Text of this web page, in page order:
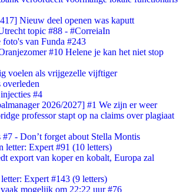
Nieuw deel openen was kaputt
topic #88 - #CorreiaIn
van Funda #243
#10 Helene je kan het niet stop
voelen als vrijgezelle vijftiger
overleden
#4
2026/2027] #1 We zijn er weer
professor stapt op na claims over plagiaat
- Don’t forget about Stella Montis
letter: Expert #91 (10 letters)
export van koper en kobalt, Europa zal
Expert #143 (9 letters)
mogelijk om 22:22 uur #76